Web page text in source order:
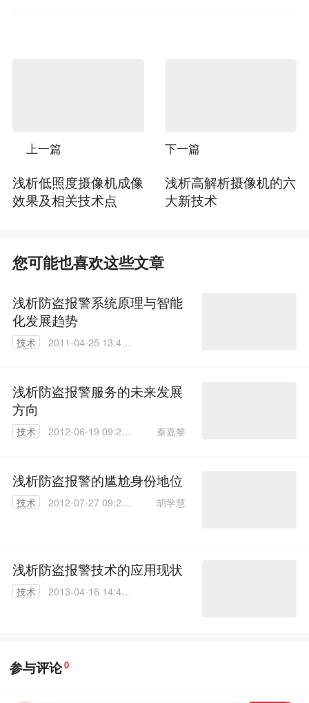
上一篇
浅析低照度摄像机成像
效果及相关技术点
下一篇
浅析高解析摄像机的六
大新技术
您可能也喜欢这些文章
浅析防盗报警系统原理与智能
化发展趋势
技术
2011-04-25 13:46:
浅析防盗报警服务的未来发展
方向
技术
2012-06-19 09:20:
秦嘉黎
浅析防盗报警的尴尬身份地位
技术
2012-07-27 09:24:
胡学慧
浅析防盗报警技术的应用现状
技术
2013-04-16 14:44:
参与评论0